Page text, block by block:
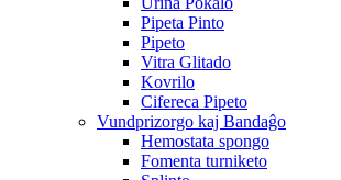
Pipeta Pinto
Pipeto
Vitra Glitado
Kovrilo
Cifereca Pipeto
Vundprizorgo kaj Bandaĝo
Hemostata spongo
Fomenta turniketo